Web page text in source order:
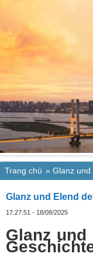
Trang chủ » Glanz und
Glanz und Elend
17:27:51 - 18/08/2025
Glanz